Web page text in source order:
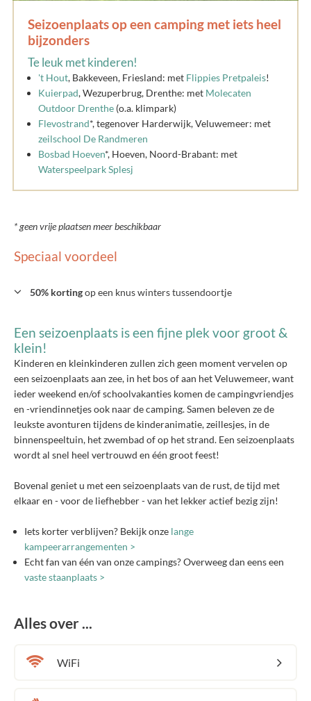
Seizoenplaats op een camping met iets heel
bijzonders
Te leuk met kinderen!
't Hout, Bakkeveen, Friesland: met Flippies Pretpaleis!
Kuierpad, Wezuperbrug, Drenthe: met Molecaten
Outdoor Drenthe (o.a. klimpark)
Flevostrand*, tegenover Harderwijk, Veluwemeer: met
zeilschool De Randmeren
Bosbad Hoeven*, Hoeven, Noord-Brabant: met
Waterspeelpark Splesj
* geen vrije plaatsen meer beschikbaar
Speciaal voordeel
50% kortingop een knus winters tussendoortje
Een seizoenplaats is een fijne plek voor groot &
klein!
Kinderen en kleinkinderen zullen zich geen moment vervelen op
een seizoenplaats aan zee, in het bos of aan het Veluwemeer, want
ieder weekend en/of schoolvakanties komen de campingvriendjes
en -vriendinnetjes ook naar de camping. Samen beleven ze de
leukste avonturen tijdens de kinderanimatie, zeillesjes, in de
binnenspeeltuin, het zwembad of op het strand. Een seizoenplaats
wordt al snel heel vertrouwd en één groot feest!
Bovenal geniet u met een seizoenplaats van de rust, de tijd met
elkaar en - voor de liefhebber - van het lekker actief bezig zijn!
Iets korter verblijven? Bekijk onze lange
kampeerarrangementen >
Echt fan van één van onze campings? Overweeg dan eens een
vaste staanplaats >
Alles over ...
WiFi